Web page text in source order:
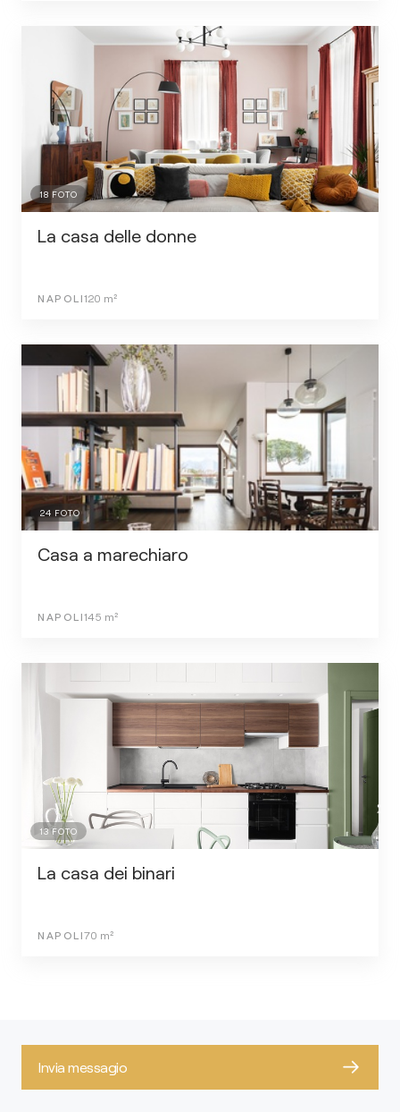
18 FOTO
La casa delle donne
NAPOLI120 m²
24 FOTO
Casa a marechiaro
NAPOLI145 m²
13 FOTO
La casa dei binari
NAPOLI70 m²
Invia messagio